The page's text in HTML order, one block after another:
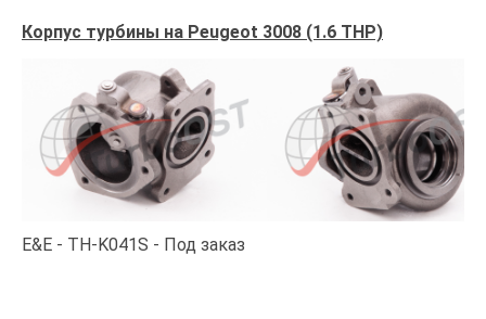
Корпус турбины на Peugeot 3008 (1.6 THP)
E&E TH-K041S Под заказ